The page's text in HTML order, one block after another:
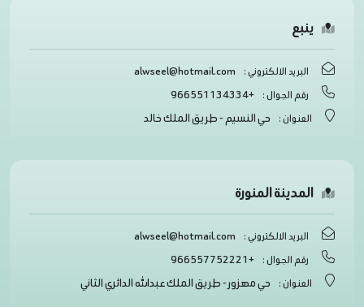
ينبع
البريد الالكتروني : alwseel@hotmail.com
رقم الجوال : +966551134334
العنوان : حي النسيم - طريق الملك خالد
المدينة المنورة
البريد الالكتروني : alwseel@hotmail.com
رقم الجوال : +966557752221
العنوان : حي مهزور - طريق الملك عبدالله الدائري الثاني